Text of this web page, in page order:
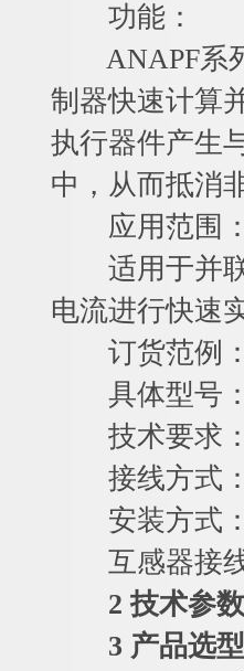
功能：
ANAPF系列
制器快速计算
执行器件产生
中，从而抵消
应用范围
适用于并联
电流进行快速
订货范例
具体型号：
技术要求：
接线方式：
安装方式
互感器接线
2 技术参数
3 产品选型